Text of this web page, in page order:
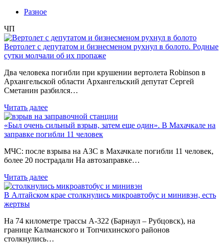
Разное
ЧП
Вертолет с депутатом и бизнесменом рухнул в болото. Родные
сутки молчали об их пропаже
Два человека погибли при крушении вертолета Robinson в
Архангельской области Архангельский депутат Сергей
Сметанин разбился…
Читать далее
«Был очень сильный взрыв, затем еще один». В Махачкале на
заправке погибли 11 человек
МЧС: после взрыва на АЗС в Махачкале погибли 11 человек,
более 20 пострадали На автозаправке…
Читать далее
В Алтайском крае столкнулись микроавтобус и минивэн, есть
жертвы
На 74 километре трассы А-322 (Барнаул – Рубцовск), на
границе Калманского и Топчихинского районов
столкнулись…